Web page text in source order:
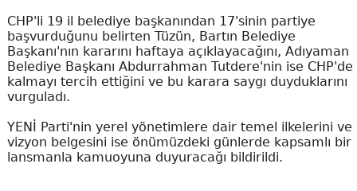
CHP'li 19 il belediye başkanından 17'sinin partiye
başvurduğunu belirten Tüzün, Bartın Belediye
Başkanı'nın kararını haftaya açıklayacağını, Adıyaman
Belediye Başkanı Abdurrahman Tutdere'nin ise CHP'de
kalmayı tercih ettiğini ve bu karara saygı duyduklarını
vurguladı.
YENİ Parti'nin yerel yönetimlere dair temel ilkelerini ve
vizyon belgesini ise önümüzdeki günlerde kapsamlı bir
lansmanla kamuoyuna duyuracağı bildirildi.